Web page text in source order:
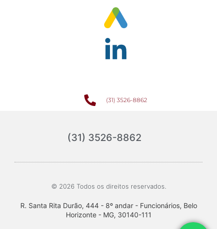
(31) 3526-8862
(31) 3526-8862
© 2026 Todos os direitos reservados.
R. Santa Rita Durão, 444 - 8º andar - Funcionários, Belo
Horizonte - MG, 30140-111